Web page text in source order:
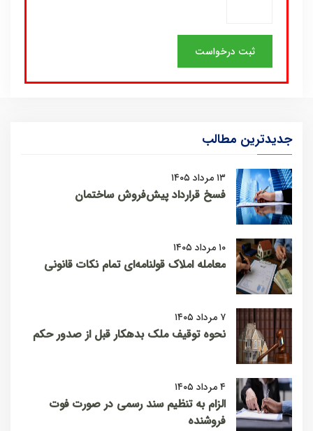
جدیدترین مطالب
۱۳ مرداد ۱۴۰۵
فسخ قرارداد پیش‌فروش ساختمان
۱۰ مرداد ۱۴۰۵
معامله املاک قولنامه‌ای تمام نکات قانونی
۷ مرداد ۱۴۰۵
نحوه توقیف ملک بدهکار قبل از صدور حکم
۴ مرداد ۱۴۰۵
الزام به تنظیم سند رسمی در صورت فوت
فروشنده